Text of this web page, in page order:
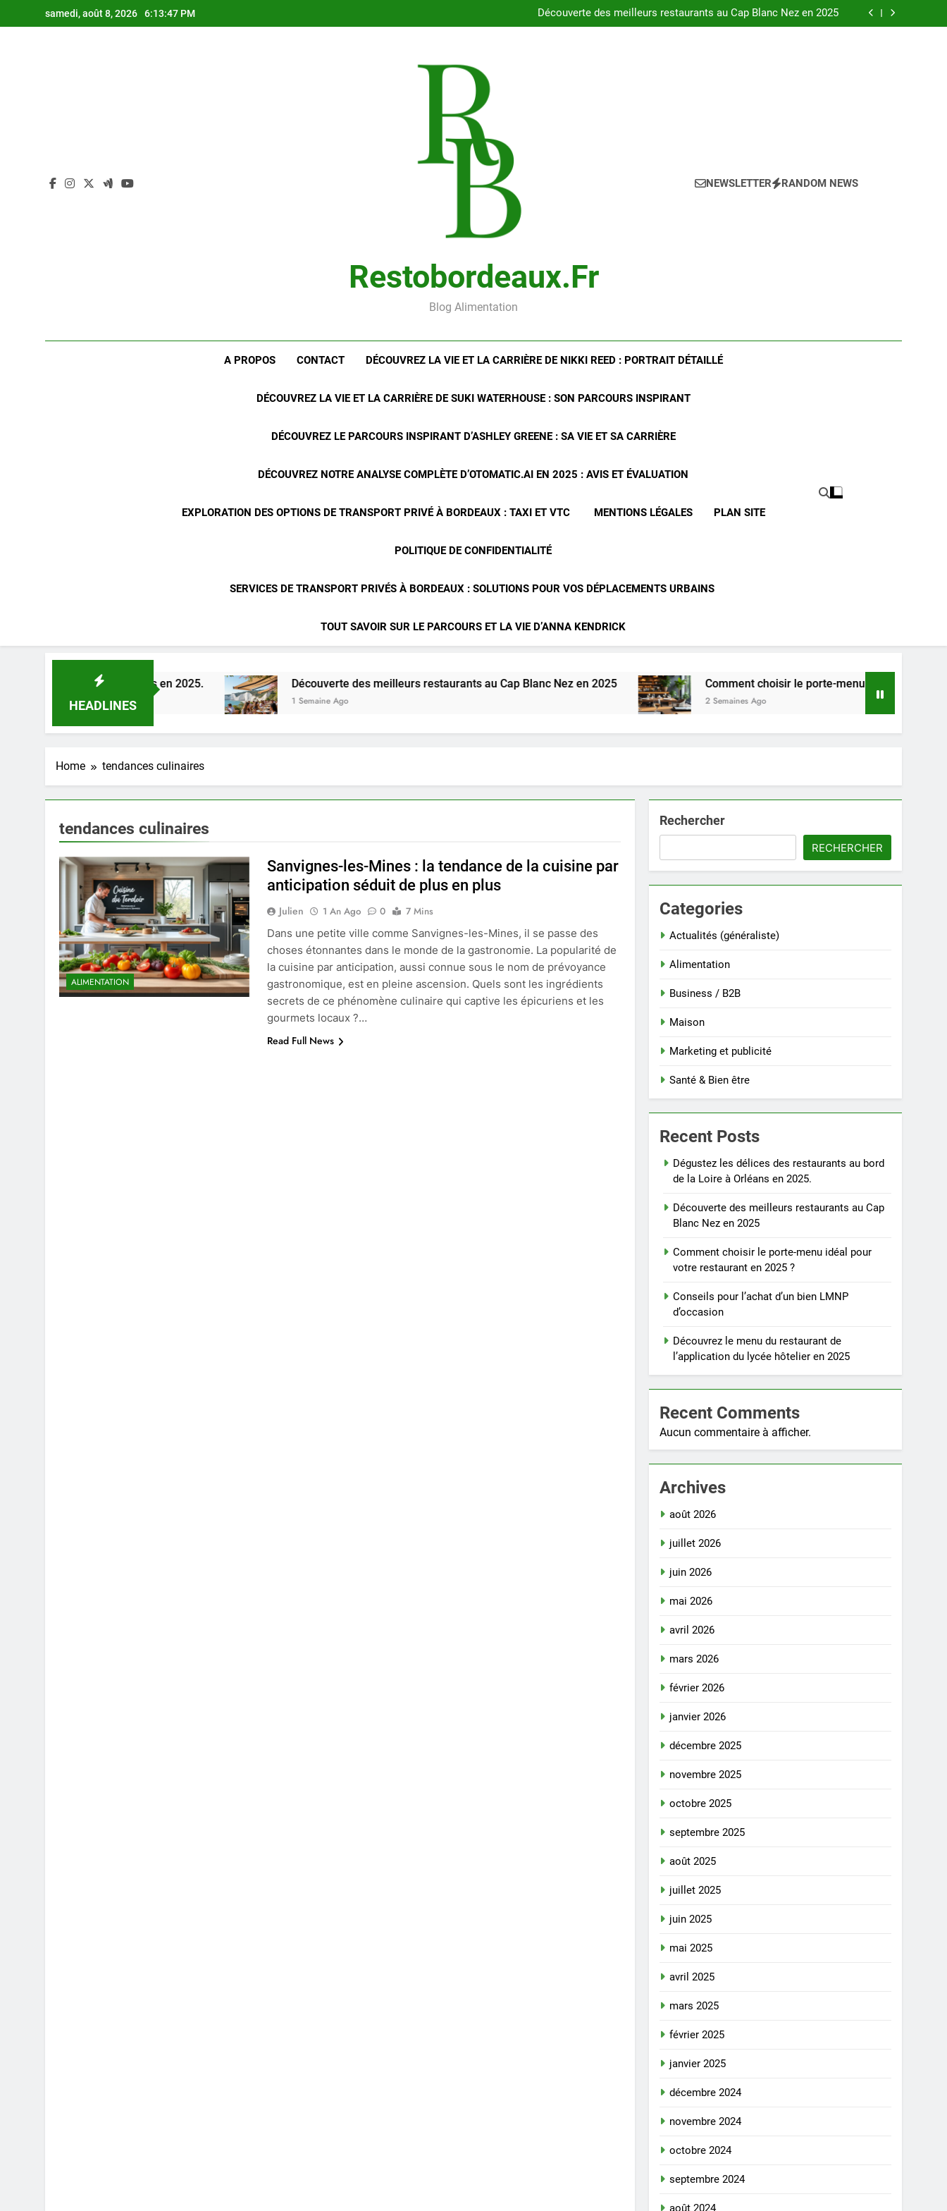
to
samedi, août 8, 2026 6:13:48 PM
Découverte des meilleurs restaurants au Cap Blanc Nez en 2025
Comment choisir le porte-menu idéal pour votre restaurant en 2025 ?
Restobordeaux.fr
Blog Alimentation
NEWSLETTER RANDOM NEWS
A PROPOS CONTACT DÉCOUVREZ LA VIE ET LA CARRIÈRE DE NIKKI REED : PORTRAIT DÉTAILLÉ
DÉCOUVREZ LA VIE ET LA CARRIÈRE DE SUKI WATERHOUSE : SON PARCOURS INSPIRANT
DÉCOUVREZ LE PARCOURS INSPIRANT D’ASHLEY GREENE : SA VIE ET SA CARRIÈRE
DÉCOUVREZ NOTRE ANALYSE COMPLÈTE D’OTOMATIC.AI EN 2025 : AVIS ET ÉVALUATION
EXPLORATION DES OPTIONS DE TRANSPORT PRIVÉ À BORDEAUX : TAXI ET VTC MENTIONS LÉGALES PLAN SITE
POLITIQUE DE CONFIDENTIALITÉ
SERVICES DE TRANSPORT PRIVÉS À BORDEAUX : SOLUTIONS POUR VOS DÉPLACEMENTS URBAINS
TOUT SAVOIR SUR LE PARCOURS ET LA VIE D’ANNA KENDRICK
HEADLINES
Loire à Orléans en 2025. Découverte des meilleurs restaurants au Cap Blanc Nez en 2025
1 Semaine Ago
Comment choisir le porte-menu idéal pour votre
2 Semaines Ago
Home tendances culinaires
tendances culinaires
ALIMENTATION
Sanvignes-les-Mines : la tendance de la cuisine par
anticipation séduit de plus en plus
Julien 1 An Ago 0
7 Mins
Dans une petite ville comme Sanvignes-les-Mines, il se passe des
choses étonnantes dans le monde de la gastronomie. La popularité de
la cuisine par anticipation, aussi connue sous le nom de prévoyance
gastronomique, est en pleine ascension. Quels sont les ingrédients
secrets de ce phénomène culinaire qui captive les épicuriens et les
gourmets locaux ?…
Read Full News
Rechercher
RECHERCHER
Categories
Actualités (généraliste)
Alimentation
Business / B2B
Maison
Marketing et publicité
Santé & Bien être
Recent Posts
Dégustez les délices des restaurants au bord
de la Loire à Orléans en 2025.
Découverte des meilleurs restaurants au Cap
Blanc Nez en 2025
Comment choisir le porte-menu idéal pour
votre restaurant en 2025 ?
Conseils pour l’achat d’un bien LMNP
d’occasion
Découvrez le menu du restaurant de
l’application du lycée hôtelier en 2025
Recent Comments
Aucun commentaire à afficher.
Archives
août 2026
juillet 2026
juin 2026
mai 2026
avril 2026
mars 2026
février 2026
janvier 2026
décembre 2025
novembre 2025
octobre 2025
septembre 2025
août 2025
juillet 2025
juin 2025
mai 2025
avril 2025
mars 2025
février 2025
janvier 2025
décembre 2024
novembre 2024
octobre 2024
septembre 2024
août 2024